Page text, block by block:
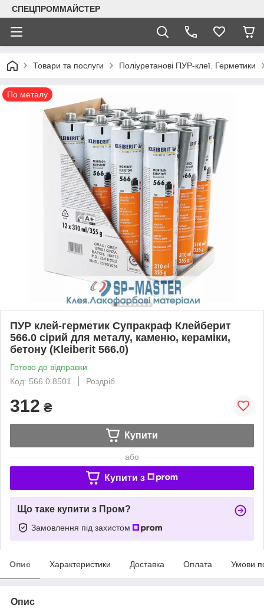
СПЕЦПРОММАЙСТЕР
Товари та послуги Поліуретанові ПУР-клеї. Герметики
По металу
ПУР клей-герметик Супракраф Клейберит
566.0 сірий для металу, каменю, кераміки,
бетону (Kleiberit 566.0)
Готово до відправки
Код: 566.0.8501
Роздріб
312 ₴
Купити
або
Купити з
Що таке купити з Пром?
Замовлення під захистом
Опис Характеристики Доставка Оплата Умови
Опис